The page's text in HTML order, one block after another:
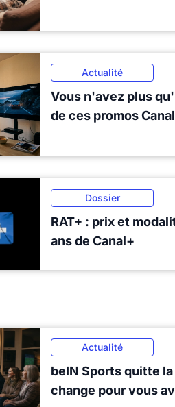
Actualité
Vous n'avez plus
de ces promos
Dossier
RAT+ : prix et
ans de Canal+
Actualité
beIN Sports quitte
change pour vous